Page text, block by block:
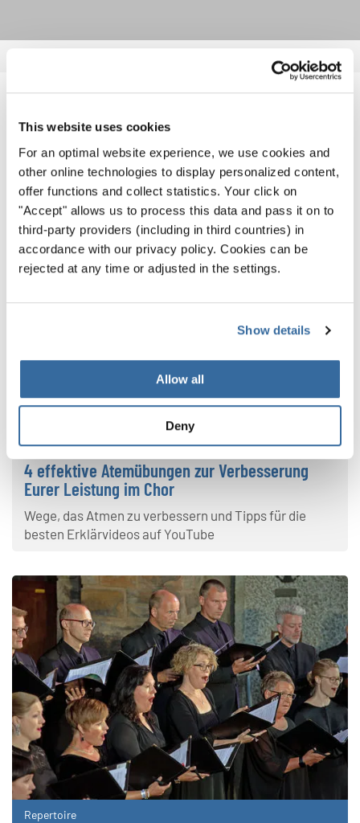
This website uses cookies
For an optimal website experience, we use cookies and
other online technologies to display personalized content,
offer functions and collect statistics. Your click on
"Accept" allows us to process this data and pass it on to
third-party providers (including in third countries) in
accordance with our privacy policy. Cookies can be
rejected at any time or adjusted in the settings.
Show details
Allow all
Deny
VERWANDTE NEWS
4 effektive Atemübungen zur Verbesserung
Eurer Leistung im Chor
Wege, das Atmen zu verbessern und Tipps für die
besten Erklärvideos auf YouTube
Repertoire